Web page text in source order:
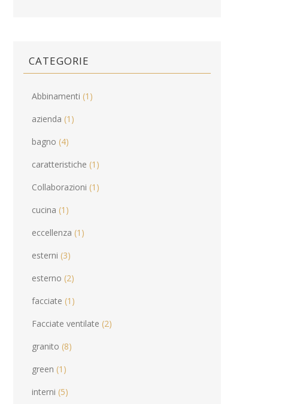
CATEGORIE
Abbinamenti (1)
azienda (1)
bagno (4)
caratteristiche (1)
Collaborazioni (1)
cucina (1)
eccellenza (1)
esterni (3)
esterno (2)
facciate (1)
Facciate ventilate (2)
granito (8)
green (1)
interni (5)